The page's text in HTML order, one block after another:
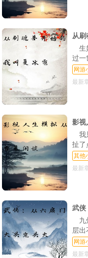
从
生
过一
逆天
涛大
队进
网游
最新
影视
我
扯了
创造
欢
其他
最新
武侠
九
层出
门一
入朝
网游
最新